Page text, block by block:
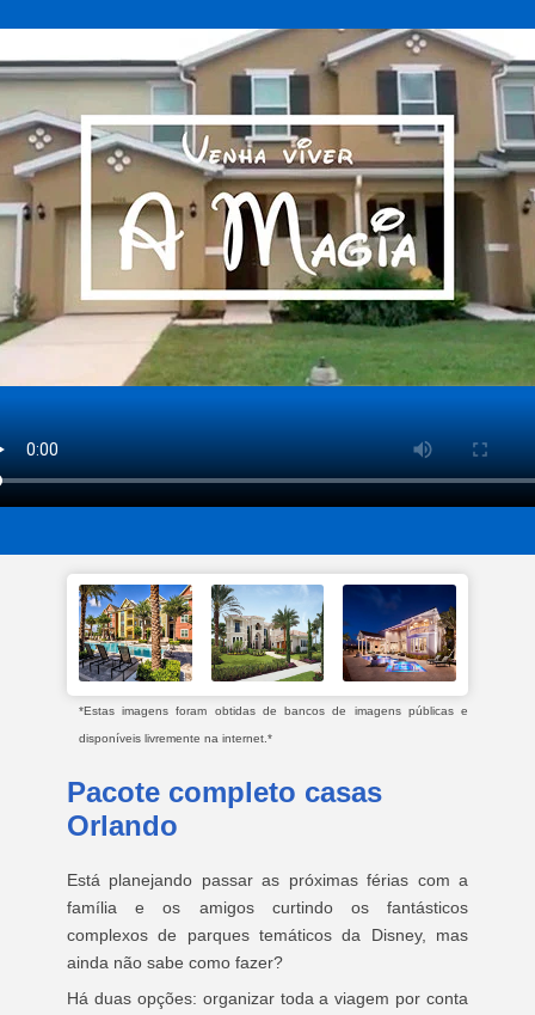
*Estas imagens foram obtidas de bancos de imagens públicas e
disponíveis livremente na internet.*
Pacote completo casas
Orlando
Está planejando passar as próximas férias com a
família e os amigos curtindo os fantásticos
complexos de parques temáticos da Disney, mas
ainda não sabe como fazer?
Há duas opções: organizar toda a viagem por conta